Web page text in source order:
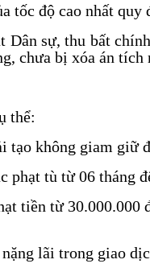
tốc độ cao nhất
sự, thu bất
chưa bị xóa án tích
thể:
tạo không giam giữ
phạt tù từ 06 tháng
tiền từ
lãi trong giao